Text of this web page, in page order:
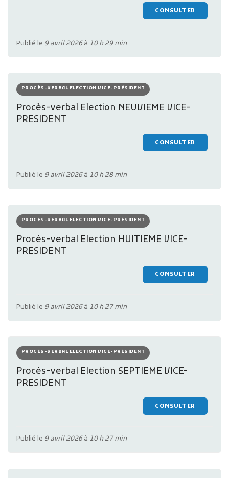
CONSULTER
Publié le 9 avril 2026à 10 h 29 min
PROCÈS-VERBAL ELECTION VICE-PRÉSIDENT
Procès-verbal Election NEUVIEME VICE-
PRESIDENT
CONSULTER
Publié le 9 avril 2026à 10 h 28 min
PROCÈS-VERBAL ELECTION VICE-PRÉSIDENT
Procès-verbal Election HUITIEME VICE-
PRESIDENT
CONSULTER
Publié le 9 avril 2026à 10 h 27 min
PROCÈS-VERBAL ELECTION VICE-PRÉSIDENT
Procès-verbal Election SEPTIEME VICE-
PRESIDENT
CONSULTER
Publié le 9 avril 2026à 10 h 27 min